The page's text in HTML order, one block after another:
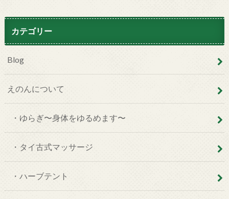
カテゴリー
Blog
えのんについて
・ゆらぎ〜身体をゆるめます〜
・タイ古式マッサージ
・ハーブテント